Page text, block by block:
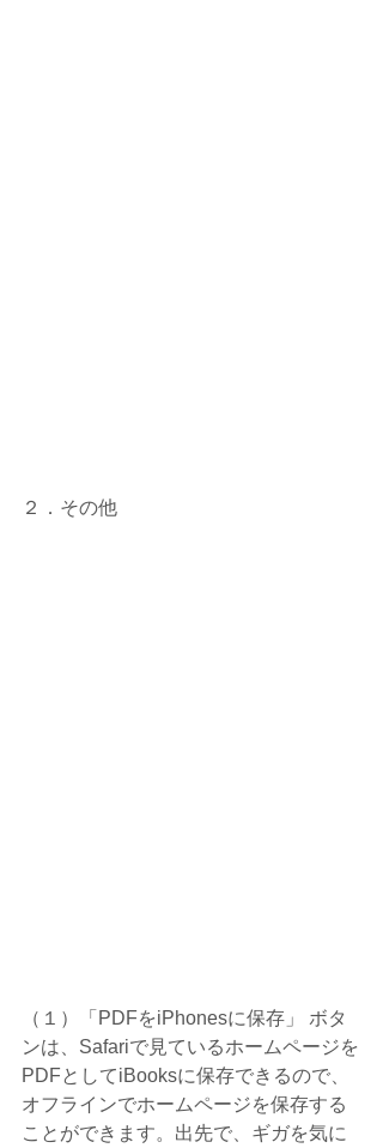
２．その他
（１）「PDFをiPhonesに保存」 ボタ
ンは、Safariで見ているホームページを
PDFとしてiBooksに保存できるので、
オフラインでホームページを保存する
ことができます。出先で、ギガを気に